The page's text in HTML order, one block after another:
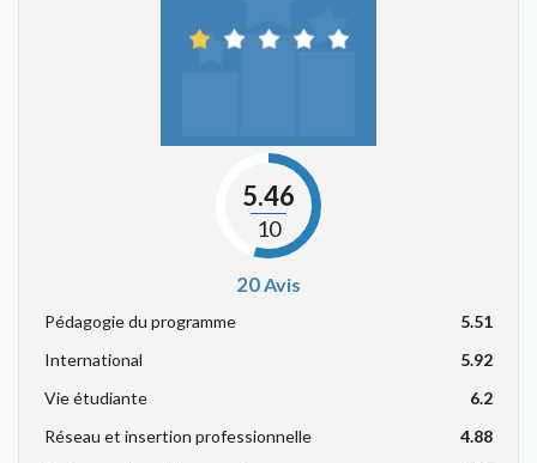
5.46
10
20Avis
Pédagogie du programme
5.51
International
5.92
Vie étudiante
6.2
Réseau et insertion professionnelle
4.88